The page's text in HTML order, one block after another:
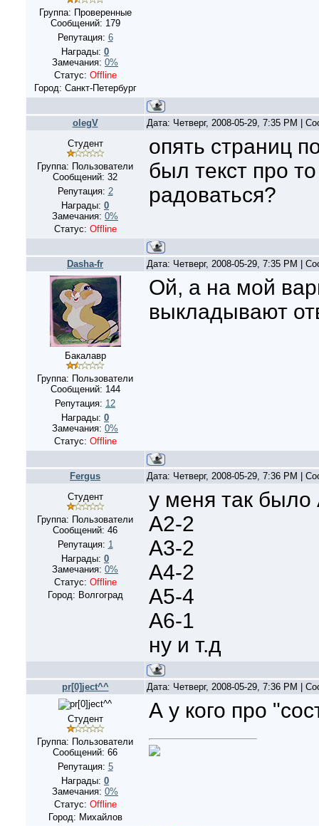
Группа: Проверенные
Сообщений: 179
Репутация: 6
Награды: 0
Замечания: 0%
Статус: Offline
Город: Санкт-Петербург
olegV
Дата: Четверг, 2008-05-29, 7:35 PM |
Студент
Группа: Пользователи
Сообщений: 32
Репутация: 2
Награды: 0
Замечания: 0%
Статус: Offline
опять страниц
был текст про
радоваться?
Dasha-fr Дата: Четверг, 2008-05-29, 7:35 PM |
Бакалавр
Группа: Пользователи
Сообщений: 144
Репутация: 12
Награды: 0
Замечания: 0%
Статус: Offline
Ой, а на мой
выкладывают
Fergus
Дата: Четверг, 2008-05-29, 7:36 PM |
Студент
Группа: Пользователи
Сообщений: 46
Репутация: 1
Награды: 0
Замечания: 0%
Статус: Offline
Город: Волгоград
у меня так было
А2-2
А3-2
А4-2
А5-4
А6-1
ну и т.д
pr[0]ject^^ Дата: Четверг, 2008-05-29, 7:36 PM |
Студент
Группа: Пользователи
Сообщений: 66
Репутация: 5
Награды: 0
Замечания: 0%
Статус: Offline
Город: Михайлов
А у кого про